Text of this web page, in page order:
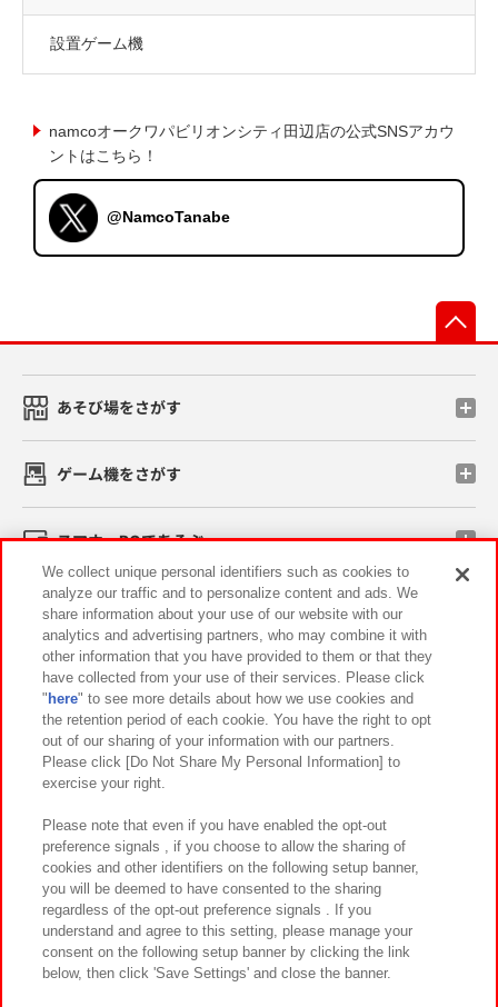
設置ゲーム機
namcoオークワパビリオンシティ田辺店の公式SNSアカウ
ントはこちら！
@NamcoTanabe
あそび場をさがす
ゲーム機をさがす
スマホ・PCであそぶ
イベント・キャンペーン
関連会社 サステナビリティ サイトポリシー
プライバシーポリシー ウェブアクセシビリティ方針と検証結果
お取引先さまとともに
カスタマーハラスメント対応方針 よくあるご質問・お問い合わせ
©Bandai Namco Amusement Inc.
We collect unique personal identifiers such as cookies to
analyze our traffic and to personalize content and ads. We
share information about your use of our website with our
analytics and advertising partners, who may combine it with
other information that you have provided to them or that they
have collected from your use of their services. Please click
" here" to see more details about how we use cookies and
the retention period of each cookie. You have the right to opt
out of our sharing of your information with our partners.
Please click [Do Not Share My Personal Information] to
exercise your right.
Please note that even if you have enabled the opt-out
preference signals , if you choose to allow the sharing of
cookies and other identifiers on the following setup banner,
you will be deemed to have consented to the sharing
regardless of the opt-out preference signals . If you
understand and agree to this setting, please manage your
consent on the following setup banner by clicking the link
below, then click 'Save Settings' and close the banner.